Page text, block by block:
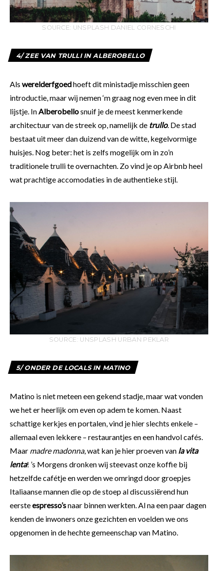
SOURCE: UNSPLASH DANIEL CORNESCHI
4/ ZEE VAN TRULLI IN ALBEROBELLO
Als werelderfgoedhoeft dit ministadje misschien geen
introductie, maar wij nemen ‘m graag nog even mee in dit
lijstje. InAlberobellosnuif je de meest kenmerkende
architectuur van de streek op, namelijk de trullo. De stad
bestaat uit meer dan duizend van de witte, kegelvormige
huisjes. Nog beter: het is zelfs mogelijk om in zo’n
traditionele trulli te overnachten. Zo vind je op Airbnb heel
wat prachtige accomodaties in de authentieke stijl.
SOURCE: UNSPLASH URBAN PEKLAR
5/ ONDER DE LOCALS IN MATINO
Matino is niet meteen een gekend stadje, maar wat vonden
we het er heerlijk om even op adem te komen. Naast
schattige kerkjes en portalen, vind je hier slechts enkele –
allemaal even lekkere – restaurantjes en een handvol cafés.
Maar madre madonna, wat kan je hier proeven van la vita
lenta! ’s Morgens dronken wij steevast onze koffie bij
hetzelfde cafétje en werden we omringd door groepjes
Italiaanse mannen die op de stoep al discussiërend hun
eersteespresso’snaar binnen werkten. Al na een paar dagen
kenden de inwoners onze gezichten en voelden we ons
opgenomen in de hechte gemeenschap van Matino.